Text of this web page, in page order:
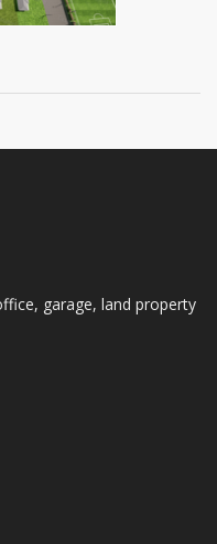
garage, land property